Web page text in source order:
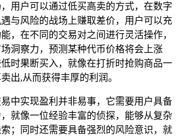
用户可以通过低买高卖的方式，在数字
与风险的战场上赚取差价，用户可以充
，在不同的交易对之间进行灵活操作，
洞察力，预测某种代币价格将会上涨
时果断买入，就像在打折时抢购商品一
出,从而获得丰厚的利润。
中实现盈利并非易事，它需要用户具备
就像一位经验丰富的侦探，能够从复杂
；同时还需要具备强烈的风险意识，就